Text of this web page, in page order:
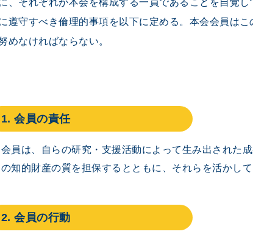
、それぞれが本会を構成する一員であることを自覚
遵守すべき倫理的事項を以下に定める。本会会員は
めなければならない。
1. 会員の責任
会員は、自らの研究・支援活動によって生み出された
の知的財産の質を担保するとともに、それらを活かし
2. 会員の行動